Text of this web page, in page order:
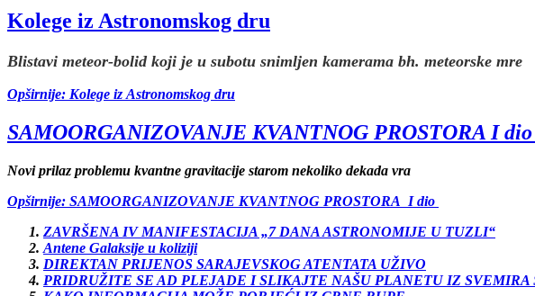
Kolege iz Astronomskog dru
Blistavi meteor-bolid koji je u subotu snimljen kamerama bh. meteorske mre
Opširnije: Kolege iz Astronomskog dru
SAMOORGANIZOVANJE KVANTNOG PROSTORA I dio
Novi prilaz problemu kvantne gravitacije starom nekoliko dekada vra
Opširnije: SAMOORGANIZOVANJE KVANTNOG PROSTORA I dio
ZAVRŠENA IV MANIFESTACIJA „7 DANA ASTRONOMIJE U TUZLI“
Antene Galaksije u koliziji
DIREKTAN PRIJENOS SARAJEVSKOG ATENTATA UŽIVO
PRIDRUŽITE SE AD PLEJADE I SLIKAJTE NAŠU PLANETU IZ